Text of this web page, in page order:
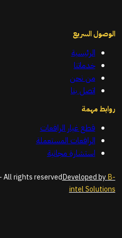
الوصول السريع
الرئيسية
خدماتنا
من نحن
اتصل بنا
روابط مهمة
قطع غيار الرافعات
الرافعات المستعملة
استشارة مجانية
rights reservedDeveloped byB-
intel Solutions